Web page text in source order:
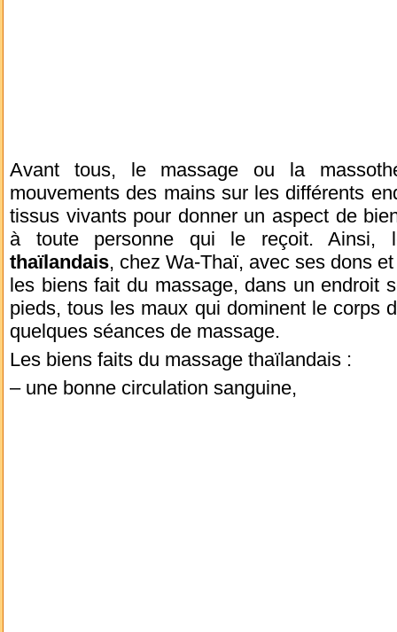
Avant tous, le massage ou la
mouvements des mains sur les différents
tissus vivants pour donner un aspect de
à toute personne qui le reçoit. Ainsi,
thaïlandais, chez Wa-Thaï, avec ses dons
les biens fait du massage, dans un endroit
pieds, tous les maux qui dominent le corps
quelques séances de massage.
Les biens faits du massage thaïlandais :
– une bonne circulation sanguine,